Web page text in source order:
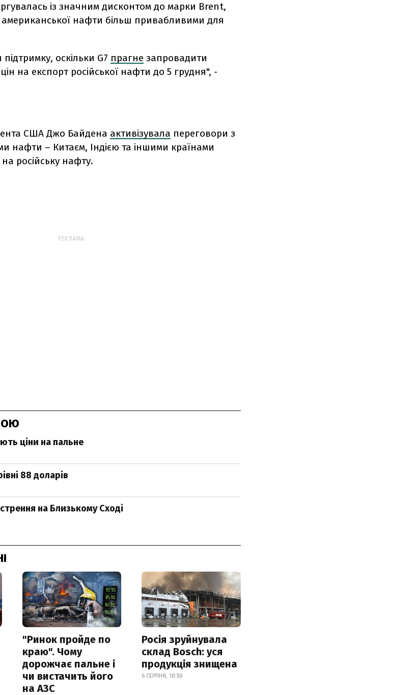
із значним дисконтом до марки Brent,
нафти більш привабливими для
оскільки G7 прагне запровадити
на експорт російської нафти до 5 грудня", -
США Джо Байдена активізувала переговори з
нафти – Китаєм, Індією та іншими країнами
російську нафту.
РЕКЛАМА:
ціни на пальне
88 доларів
на Близькому Сході
"Ринок пройде по
краю". Чому
дорожчає пальне і
чи вистачить його
на АЗС
Росія зруйнувала
склад Bosch: уся
продукція знищена
6 СЕРПНЯ, 10:50